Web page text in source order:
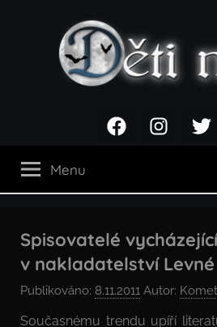
noci
FacebookInstagram
Menu
Spisovatelé vycházející
v nakladatelství
Publikováno: 8.11.2011 Autor:
Současnému trendu upíří